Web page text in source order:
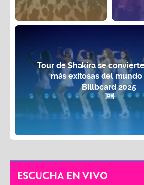
Tour de Shakira se
más exitosas del mundo
Billboard 2025
ESCUCHA EN VIVO